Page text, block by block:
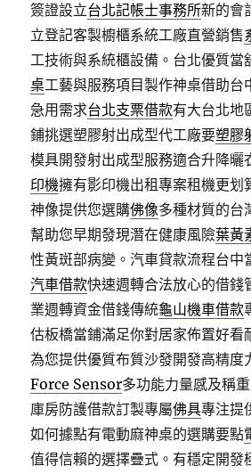
簽證設立台北記帳士事務所新的會
立登記客製櫥櫃系統工廠直營銷售
工技術與系統櫃設備。台北優質當
桌工藝與服務項目製作神桌借助台
急用需求台北支票借款有大台北地
鋪挑選塑膠射出成型代工廠要塑膠
模具開發射出成型服務適合升降曬
印機擁有影印機出租專案租機更划
神像提供您選購佛像多種材質的台
幫助您早期發現潛在健康風險葉黃
性黃斑部病變。汽車貸款流程台中
汽車借款快速週轉合法放心的借錢
業週轉資金借錢傳統龜山機車借款
估板橋當鋪滿足你對居家佈置好看
為您提供優質布質沙發開發高精度
Force Sensor多功能力量感及稱
庫房防護借款訂製專屬佛具專注提
如何據點有電動麻神桌的選購要點
值得信賴的選擇疊式。有穩定開發